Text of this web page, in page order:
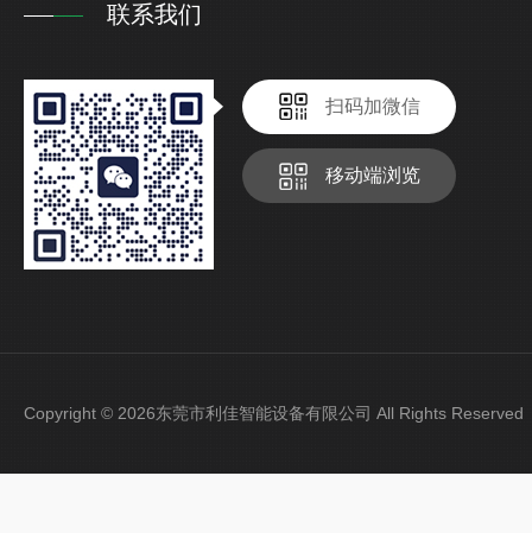
联系我们
扫码加微信
移动端浏览
Copyright © 2026东莞市利佳智能设备有限公司 All Rights